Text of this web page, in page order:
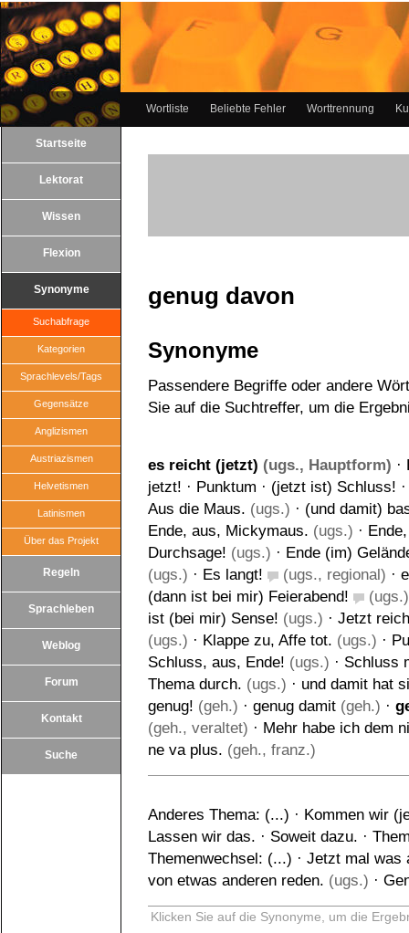
Wortliste Beliebte Fehler Worttrennung
Startseite
Lektorat
Wissen
Flexion
Synonyme
Suchabfrage
Kategorien
Sprachlevels/Tags
Gegensätze
Anglizismen
Austriazismen
Helvetismen
Latinismen
Über das Projekt
Regeln
Sprachleben
Weblog
Forum
Kontakt
Suche
genug davon
Synonyme
Passendere Begriffe oder andere
Sie auf die Suchtreffer, um die
es reicht (jetzt) (ugs., Hauptform) ·
jetzt! · Punktum · (jetzt ist) Schluss! ·
Aus die Maus. (ugs.) · (und damit)
Ende, aus, Mickymaus. (ugs.) ·
Durchsage! (ugs.) · Ende (im)
(ugs.) · Es langt! (ugs., regional) ·
(dann ist bei mir) Feierabend!
(ugs.)
ist (bei mir) Sense! (ugs.) · Jetzt
(ugs.) · Klappe zu, Affe tot. (ugs.) ·
Schluss, aus, Ende! (ugs.) · Schluss
Thema durch. (ugs.) · und damit hat
genug! (geh.) · genug damit (geh.) ·
(geh., veraltet) · Mehr habe ich dem
ne va plus. (geh., franz.)
Anderes Thema: (...) · Kommen wir
Lassen wir das. · Soweit dazu. ·
Themenwechsel: (...) · Jetzt mal was
von etwas anderen reden. (ugs.) ·
Klicken Sie auf die Synonyme, um die